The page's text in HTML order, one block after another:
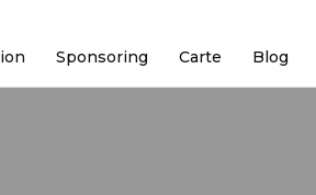
Sponsoring Carte Blog